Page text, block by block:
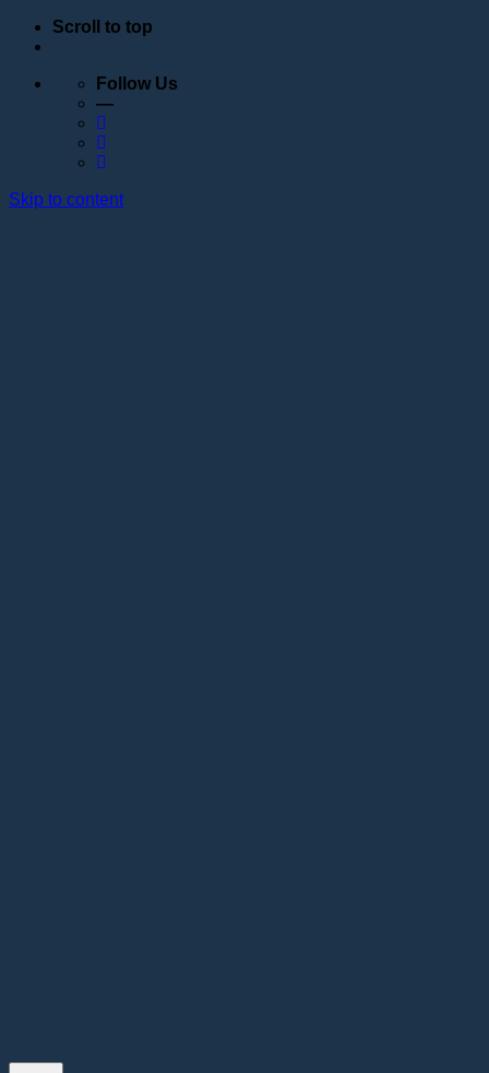
Scroll to top
Follow Us
—
Skip to content